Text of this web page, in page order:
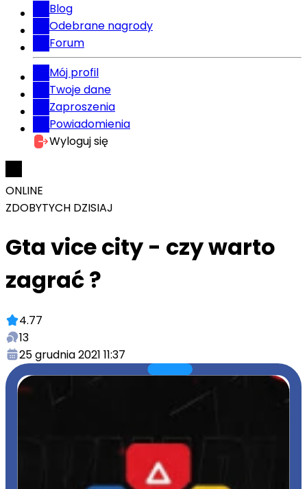
Blog
Odebrane nagrody
Forum
Mój profil
Twoje dane
Zaproszenia
Powiadomienia
Wyloguj się
ONLINE
ZDOBYTYCH DZISIAJ
Gta vice city - czy warto
zagrać ?
4.77
13
25 grudnia 2021 11:37